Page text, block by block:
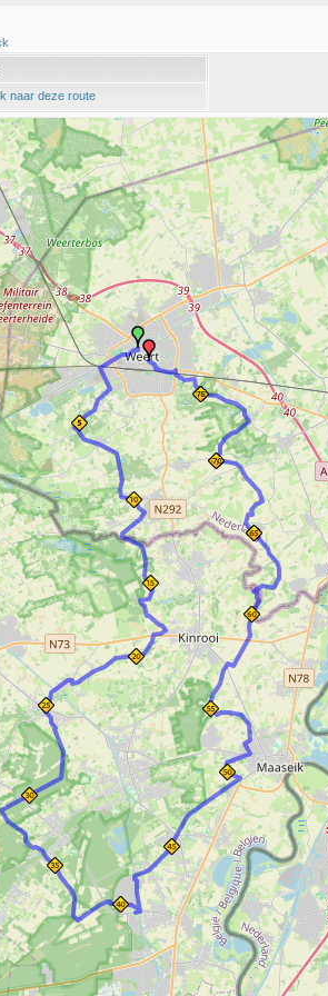
naar deze route